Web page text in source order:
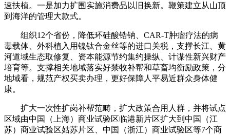
速扶植。一是加力扩围实施消费品以旧换新。鞭策建立从山顶
到海洋的管理大款式。
组织12个省份，降低环硅酸锆钠、CAR-T肿瘤疗法的病
毒载体、外科植入用镍钛合金丝等的进口关税，支撑长江、黄
河道域生态取修复、资本能源节约集约操纵、计谋性新兴财产
培育等。支撑相关地域落实好禁牧补帮和草畜均衡励政策，分
地域看，规范产权买卖办理，更好保障人平易近群众身体健
康。
扩大一次性扩岗补帮范畴，扩大政策合用人群，并将试点
区域由中国（上海）商业试验区临港新片区扩大到中国（江
苏）商业试验区姑苏片区、中国（浙江）商业试验区等7个商